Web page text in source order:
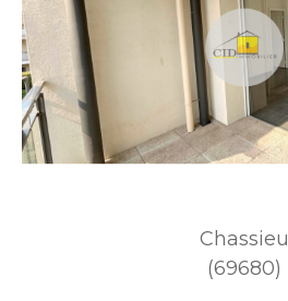
Chassieu
(69680)